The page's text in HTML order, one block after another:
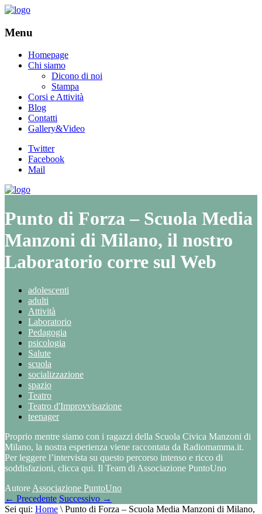
Menu
Homepage
Chi siamo
Dicono di noi
Stampa
Corsi e Attività
Blog
Contatti
Gallery&Video
Twitter
Facebook
Mail
Punto di Forza – Scuola Media
Manzoni di Milano, il nostro
Laboratorio corre sul Web
adolescenti
adulti
Attività
Laboratorio
Pedagogia
psicologia
Salute
scuola
socializzazione
spazio
Teatro
Teatro d'Improvvisazione
teenager
Proprio mentre siamo con i ragazzi della Scuola Civica Manzoni di
Milano, la nostra esperienza viene raccontata da Radiomamma.it.
Per leggere l’intervista su questo percorso intenso e ricco di
soddisfazioni, clicca qui. Il Team di Associazione PuntoUno
Autore Associazione PuntoUno
← Precedente Successivo →
Sei qui: Home \ Punto di Forza – Scuola Media Manzoni di Milano,